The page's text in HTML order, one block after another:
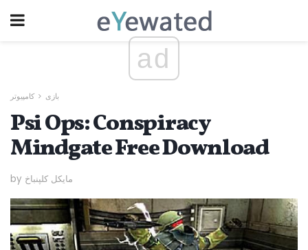
ad
بازی کامپیوتر
Psi Ops: Conspiracy
Mindgate Free Download
by مایکل کلپنباخ